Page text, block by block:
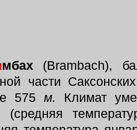
мбах (Brambach),
части
575 м.
Климат
(средняя